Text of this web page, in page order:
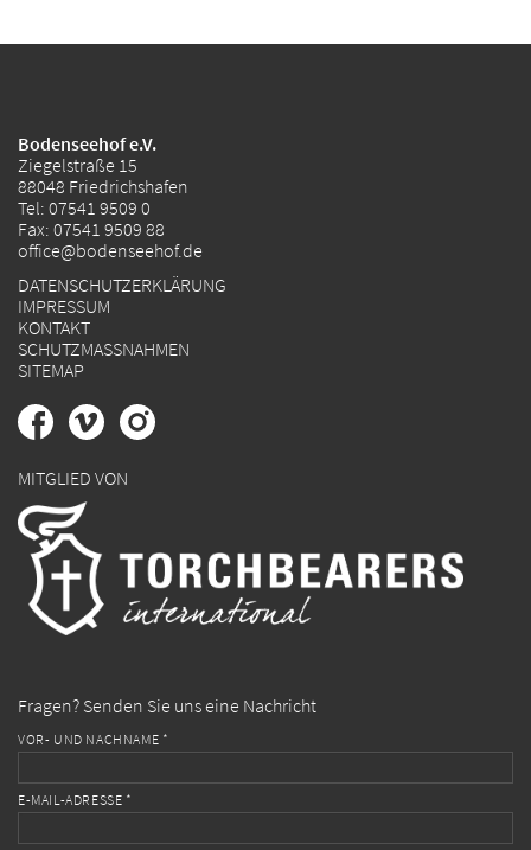
Bodenseehof e.V.
Ziegelstraße 15
88048 Friedrichshafen
Tel: 07541 9509 0
Fax: 07541 9509 88
office@bodenseehof.de
DATENSCHUTZERKLÄRUNG
IMPRESSUM
KONTAKT
SCHUTZMASSNAHMEN
SITEMAP
MITGLIED VON
Fragen? Senden Sie uns eine Nachricht
VOR- UND NACHNAME *
E-MAIL-ADRESSE *